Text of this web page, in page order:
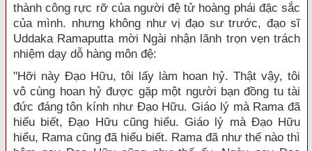
thành công rực rỡ của người đệ tử hoàng phái đặc sắc
của mình. nhưng không như vị đạo sư trước, đạo sĩ
Uddaka Ramaputta mời Ngài nhận lãnh trọn vẹn trách
nhiệm dạy dỗ hàng môn đệ:
"Hỡi này Đạo Hữu, tôi lấy làm hoan hỷ. Thật vậy, tôi
vô cùng hoan hỷ được gặp một người bạn đồng tu tài
đức đáng tôn kính như Đạo Hữu. Giáo lý mà Rama đã
hiểu biết, Đạo Hữu cũng hiểu. Giáo lý mà Đạo Hữu
hiểu, Rama cũng đã hiểu biết. Rama đã như thế nào thì